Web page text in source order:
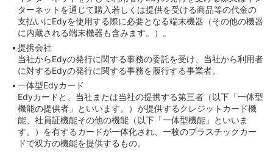
ターネットを通じて購入若しくは提供を受ける商品等の代金の
支払いにEdyを使用する際に必要となる端末機器（その他の機器
に内蔵される端末機器も含みます。）。
提携会社
当社からEdyの発行に関する事務の委託を受け、当社から利用者
に対するEdyの発行に関する事務を履行する事業者。
一体型Edyカード
Edyカードと、当社または当社の提携する第三者（以下「一体型
機能の提供者」といいます。）が提供するクレジットカード機
能、社員証機能その他の機能（以下「一体型機能」といいま
す。）を有するカードが一体化され、一枚のプラスチックカー
ドで双方の機能を提供するもの。